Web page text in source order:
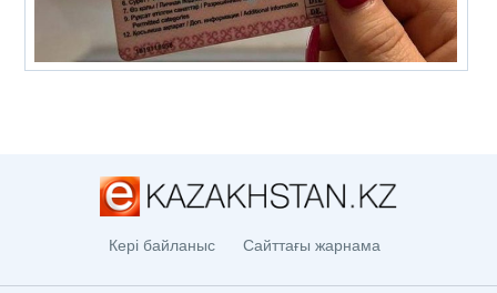
Кері байланыс Сайттағы жарнама